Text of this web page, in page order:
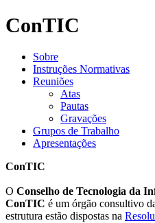
ConTIC
Sobre
Instruções Normativas
Reuniões
Atas
Pautas
Gravações
Grupos de Trabalho
Apresentações
ConTIC
O Conselho de Tecnologia da
ConTIC é um órgão consultivo
estrutura estão dispostas na